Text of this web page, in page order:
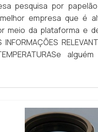
pesquisa por
empresa que é
meio da plataforma e
encontra na
laudos ...